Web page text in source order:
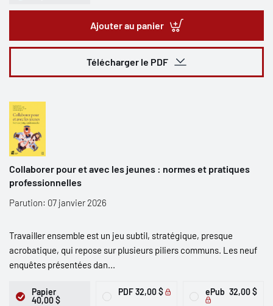
Ajouter au panier
Télécharger le PDF
Collaborer pour et avec les jeunes : normes et pratiques
professionnelles
Parution: 07 janvier 2026
Travailler ensemble est un jeu subtil, stratégique, presque
acrobatique, qui repose sur plusieurs piliers communs. Les neuf
enquêtes présentées dan...
Papier
40,00 $
PDF32,00 $ ePub 32,00 $